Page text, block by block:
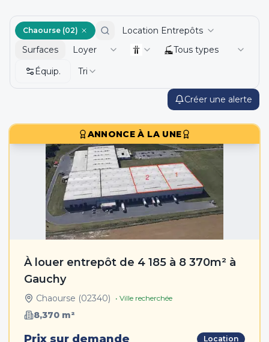
Créer une alerte
Chaourse (02)
Location Entrepôts
Surfaces
Loyer
Tous types
Équip.
Tri
ANNONCE À LA UNE
À louer entrepôt de 4 185 à 8 370m² à
Gauchy
Chaourse (02340) • Ville recherchée
8,370 m²
Prix sur demande Location